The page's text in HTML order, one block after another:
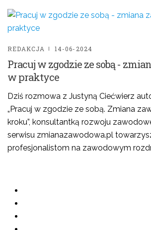
REDAKCJA 14-06-2024
Pracuj w zgodzie ze sobą -
w praktyce
Dziś rozmowa z Justyną Ciećwierz
„Pracuj w zgodzie ze sobą. Zmiana
kroku”, konsultantką rozwoju
serwisu zmianazawodowa.pl
profesjonalistom na zawodowym